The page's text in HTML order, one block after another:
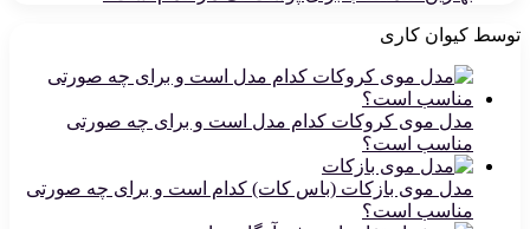
توسط کیوان کاری
مدل موی کروکات کدام مدل است و برای چه صورتی
مناسب است؟
مدل موی بازکات (باس کات) کدام است و برای چه صورتی
مناسب است؟